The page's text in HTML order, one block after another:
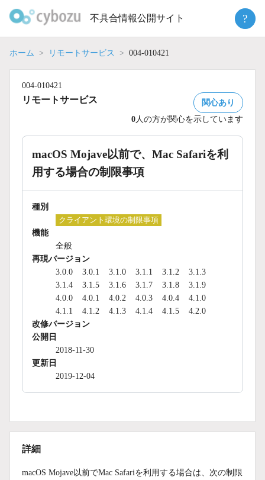
不具合情報公開サイト ?
ホーム リモートサービス 004-010421
004-010421
リモートサービス
関心あり
0 人の方が関心を示しています
macOS Mojave以前で、Mac Safariを利
用する場合の制限事項
種別
クライアント環境の制限事項
機能
全般
再現バージョン
3.0.0
3.0.1 3.1.0 3.1.1 3.1.2
3.1.3
3.1.4
3.1.5 3.1.6 3.1.7 3.1.8
3.1.9
4.0.0
4.0.1 4.0.2 4.0.3 4.0.4
4.1.0
4.1.1
4.1.2 4.1.3 4.1.4 4.1.5
4.2.0
改修バージョン
公開日
2018-11-30
更新日
2019-12-04
詳細
macOS Mojave以前でMac Safariを利用する場合は、次の制限